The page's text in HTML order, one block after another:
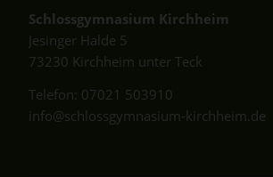
Schlossgymnasium Kirchheim
Jesinger Halde 5
73230 Kirchheim unter Teck
Telefon: 07021 503910
info@schlossgymnasium-kirchheim.de